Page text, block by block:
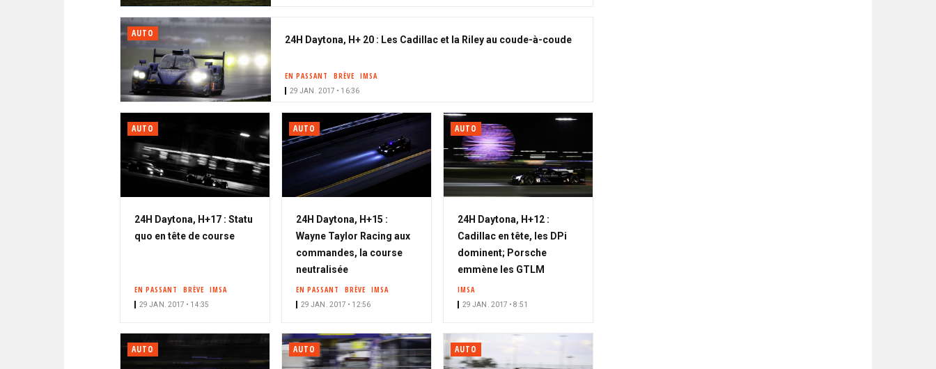
AUTO
24H Daytona, H+ 20 : Les Cadillac et la Riley au coude-à-coude
EN PASSANT BRÈVE IMSA
29 JAN. 2017 • 16:36
AUTO
24H Daytona, H+17 : Statu
quo en tête de course
EN PASSANT BRÈVE IMSA
29 JAN. 2017 • 14:35
AUTO
24H Daytona, H+15 :
Wayne Taylor Racing aux
commandes, la course
neutralisée
EN PASSANT BRÈVE IMSA
29 JAN. 2017 • 12:56
AUTO
24H Daytona, H+12 :
Cadillac en tête, les DPi
dominent; Porsche
emmène les GTLM
IMSA
29 JAN. 2017 • 8:51
AUTO AUTO AUTO